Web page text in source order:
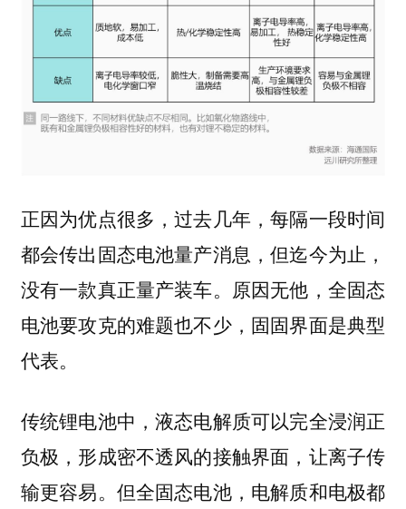
正因为优点很多，过去几年，每隔一段时间
都会传出固态电池量产消息，但迄今为止，
没有一款真正量产装车。原因无他，全固态
电池要攻克的难题也不少，固固界面是典型
代表。
传统锂电池中，液态电解质可以完全浸润正
负极，形成密不透风的接触界面，让离子传
输更容易。但全固态电池，电解质和电极都